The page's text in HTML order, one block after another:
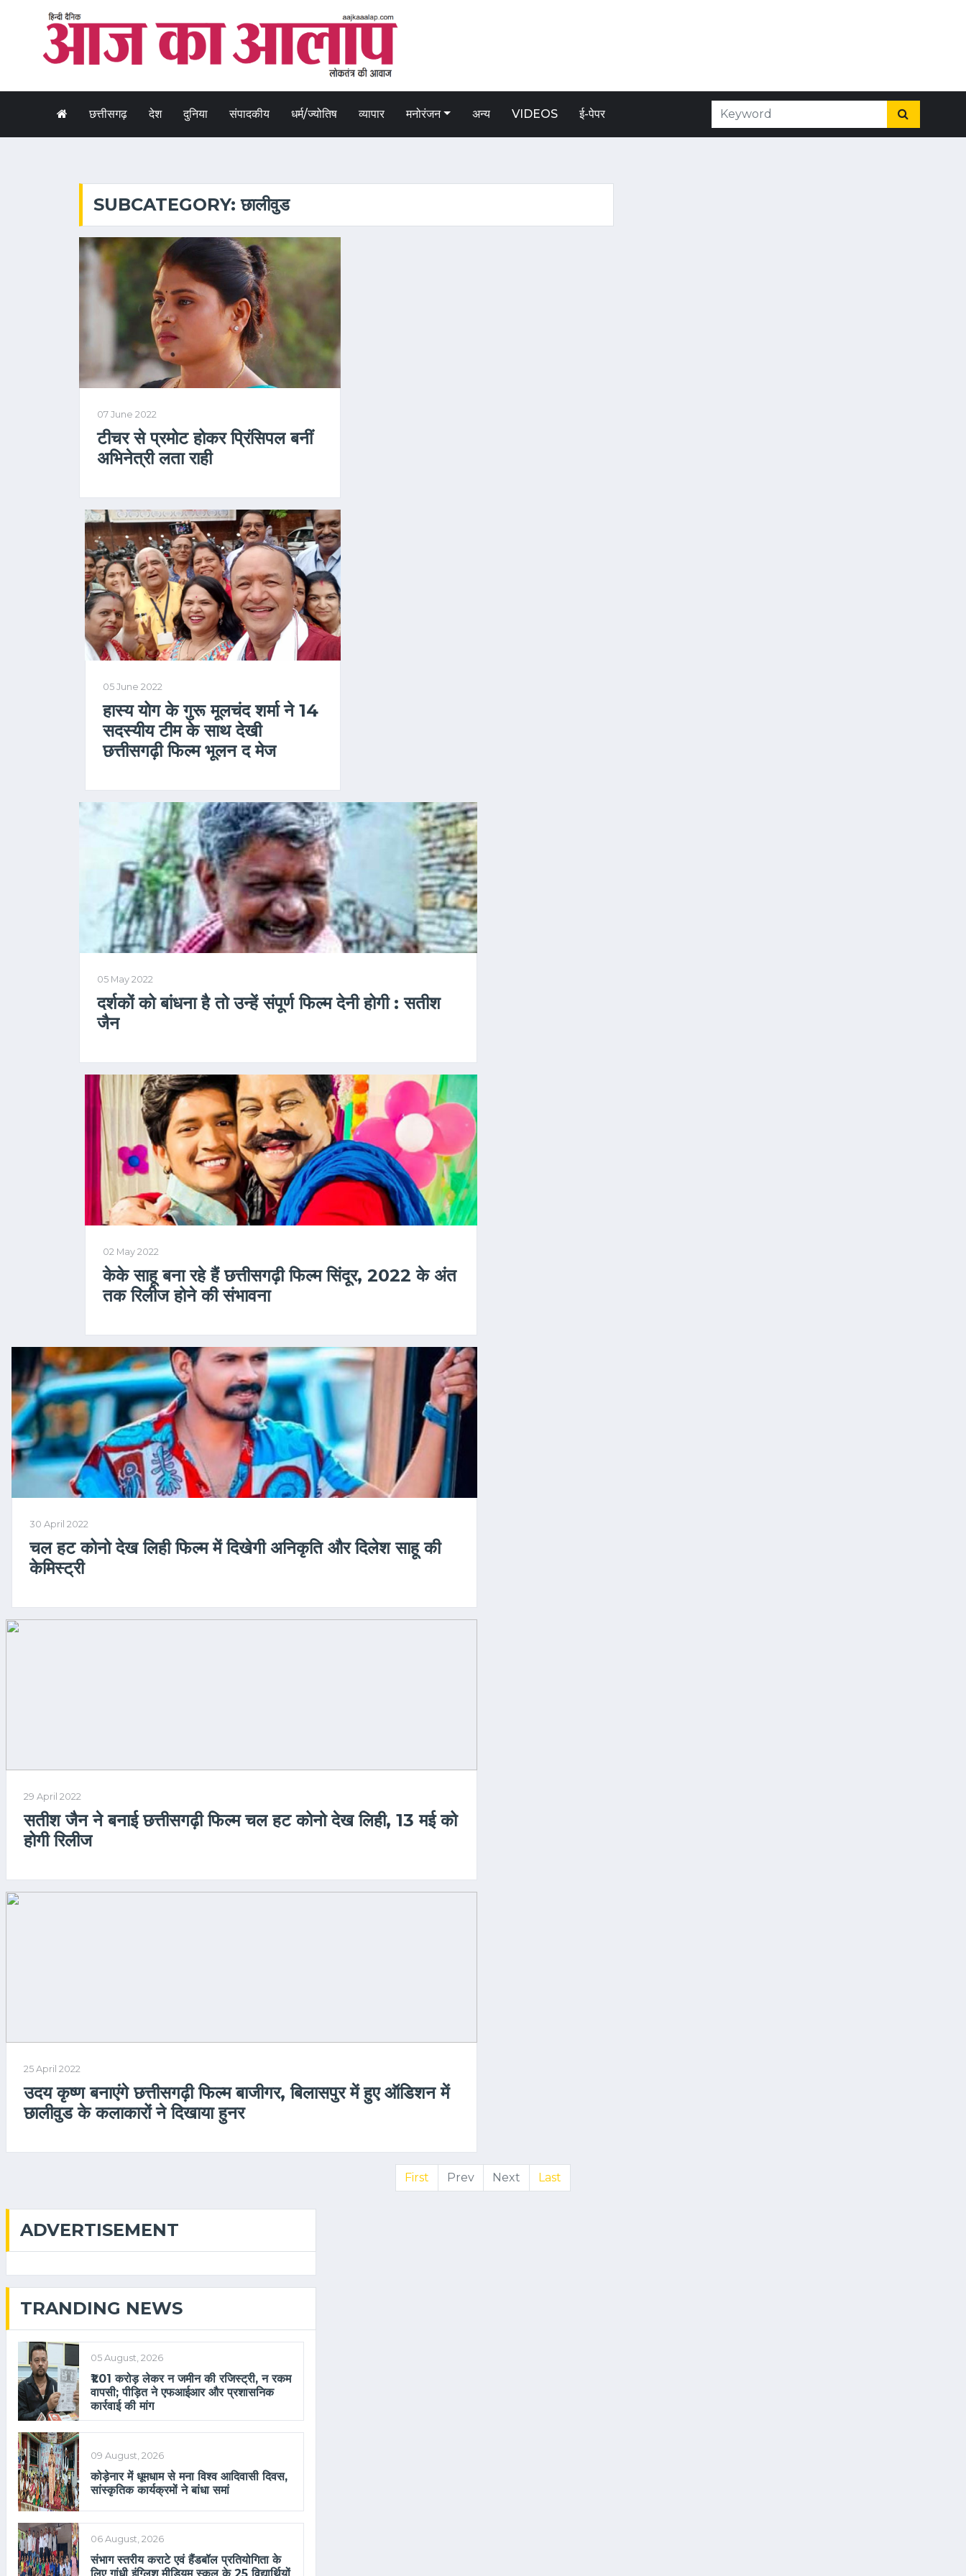
छत्तीसगढ़ देश दुनिया संपादकीय धर्म/ज्योतिष व्यापार मनोरंजन अन्य VIDEOS ई-पेपर
SUBCATEGORY: छालीवुड
07 June 2022
टीचर से प्रमोट होकर प्रिंसिपल बनीं
अभिनेत्री लता राही
05 June 2022
हास्य योग के गुरू मूलचंद शर्मा ने 14
सदस्यीय टीम के साथ देखी
छत्तीसगढ़ी फिल्म भूलन द मेज
05 May 2022
दर्शकों को बांधना है तो उन्हें संपूर्ण फिल्म देनी होगी : सतीश
जैन
02 May 2022
केके साहू बना रहे हैं छत्तीसगढ़ी फिल्म सिंदूर, 2022 के अंत
तक रिलीज होने की संभावना
30 April 2022
चल हट कोनो देख लिही फिल्म में दिखेगी अनिकृति और दिलेश साहू की
केमिस्ट्री
29 April 2022
सतीश जैन ने बनाई छत्तीसगढ़ी फिल्म चल हट कोनो देख लिही, 13 मई को
होगी रिलीज
25 April 2022
उदय कृष्ण बनाएंगे छत्तीसगढ़ी फिल्म बाजीगर, बिलासपुर में हुए ऑडिशन में
छालीवुड के कलाकारों ने दिखाया हुनर
First Prev Next Last
ADVERTISEMENT
TRANDING NEWS
05 August, 2026
₹1.01 करोड़ लेकर न जमीन की रजिस्ट्री, न रकम
वापसी; पीड़ित ने एफआईआर और प्रशासनिक
कार्रवाई की मांग
09 August, 2026
कोड़ेनार में धूमधाम से मना विश्व आदिवासी दिवस,
सांस्कृतिक कार्यक्रमों ने बांधा समां
06 August, 2026
संभाग स्तरीय कराटे एवं हैंडबॉल प्रतियोगिता के